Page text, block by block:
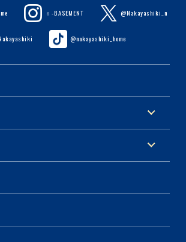
ｎ-BASEMENT @Nakayashiki_n
@nakayashiki_home